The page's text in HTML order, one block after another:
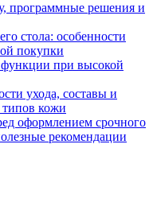
программные решения и
стола: особенности
покупки
при высокой
ухода, составы и
кожи
оформлением срочного
рекомендации